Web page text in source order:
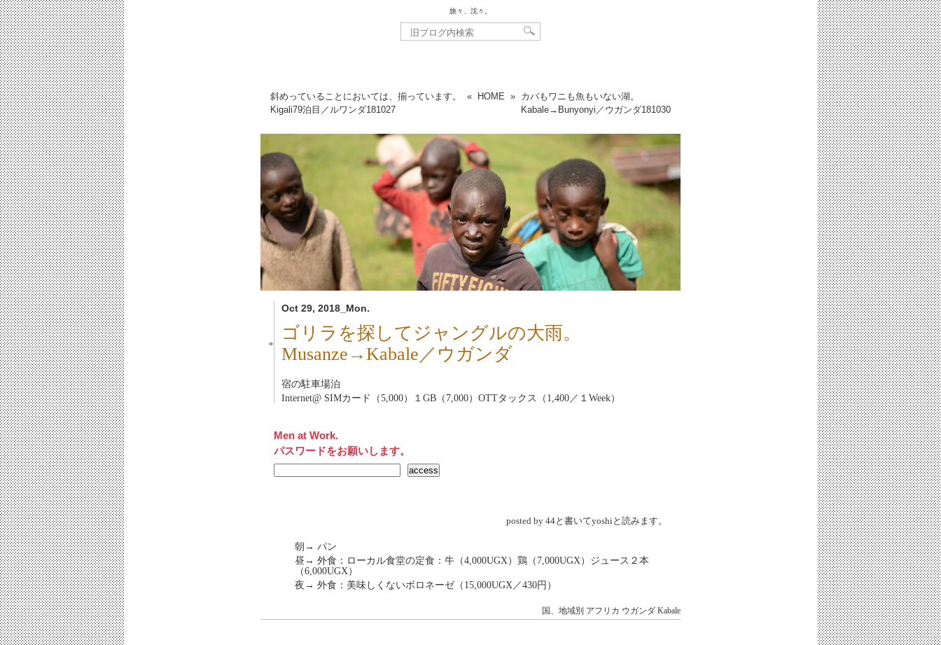
旅々、沈々。
斜めっていることにおいては、揃っています。
Kigali79泊目／ルワンダ181027
« HOME » カバもワニも魚もいない湖。
Kabale→Bunyonyi／ウガンダ181030
Oct 29, 2018_Mon.
■
ゴリラを探してジャングルの大雨。
Musanze→Kabale／ウガンダ
宿の駐車場泊
Internet@ SIMカード（5,000）１GB（7,000）OTTタックス（1,400／１Week）
Men at Work.
パスワードをお願いします。
posted by 44と書いてyoshiと読みます。
朝→ パン
昼→ 外食：ローカル食堂の定食：牛（4,000UGX）鶏（7,000UGX）ジュース２本
（6,000UGX）
夜→ 外食：美味しくないボロネーゼ（15,000UGX／430円）
国、地域別 アフリカ ウガンダ Kabale